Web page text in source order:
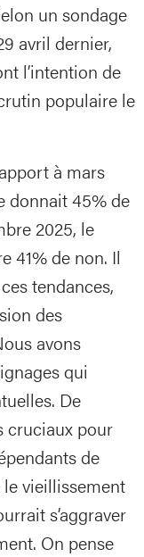
un sondage
avril dernier,
l’intention de
populaire le
à mars
donnait 45% de
2025, le
41% de non. Il
tendances,
des
avons
qui
De
cruciaux pour
de
vieillissement
s’aggraver
On pense